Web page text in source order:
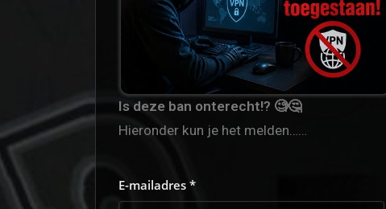
Is deze ban onterecht!? 🧐🤔
Hieronder kun je het melden……
E-mailadres *